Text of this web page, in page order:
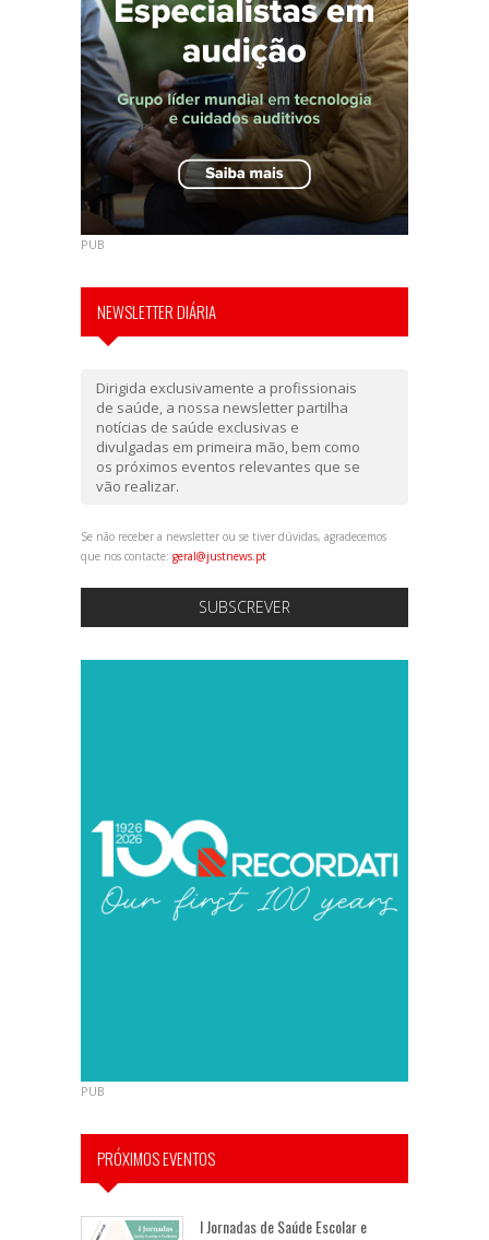
PUB
NEWSLETTER DIÁRIA
Dirigida exclusivamente a profissionais
de saúde, a nossa newsletter partilha
notícias de saúde exclusivas e
divulgadas em primeira mão, bem como
os próximos eventos relevantes que se
vão realizar.
Se não receber a newsletter ou se tiver dúvidas, agradecemos
que nos contacte: geral@justnews.pt
SUBSCREVER
PUB
PRÓXIMOS EVENTOS
I Jornadas de Saúde Escolar e